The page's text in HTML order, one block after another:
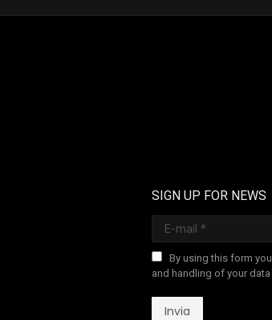
SIGN UP FOR NEWS
E-mail *
By using this form
and handling of your
Invia